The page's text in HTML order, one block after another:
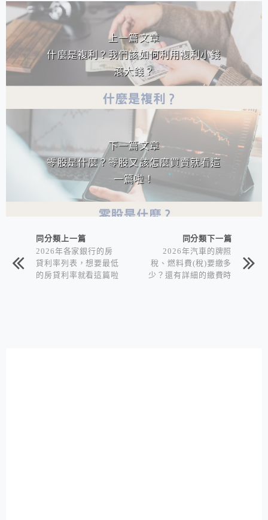
相連文章
上一篇文章
什麼是複利？我們該如何利用複利小錢
滾大錢？
下一篇文章
零股是什麼？零股又該怎麼買賣就看這
一篇啦！
同分類上一篇
2026年各家銀行的房
貸利率列表，想要最低
的房貸利率就看這篇啦
同分類下一篇
2026年汽車的牌照
稅、燃料費(稅)要繳多
少？還有詳細的繳費時